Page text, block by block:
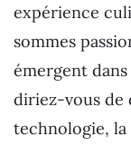
expérience
sommes
émergent
diriez-vous de
technologie,